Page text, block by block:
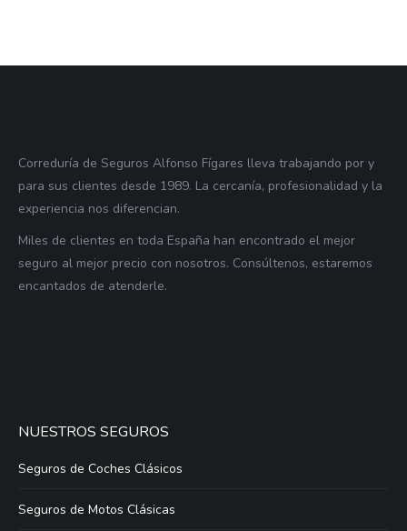
Correduría de Seguros Alfonso Fígares lleva trabajando por y
para sus clientes desde 1989. La cercanía, profesionalidad y la
experiencia nos diferencian.
Miles de clientes en toda España han encontrado el mejor
seguro al mejor precio con nosotros. Consúltenos, estaremos
encantados de atenderle.
NUESTROS SEGUROS
Seguros de Coches Clásicos
Seguros de Motos Clásicas